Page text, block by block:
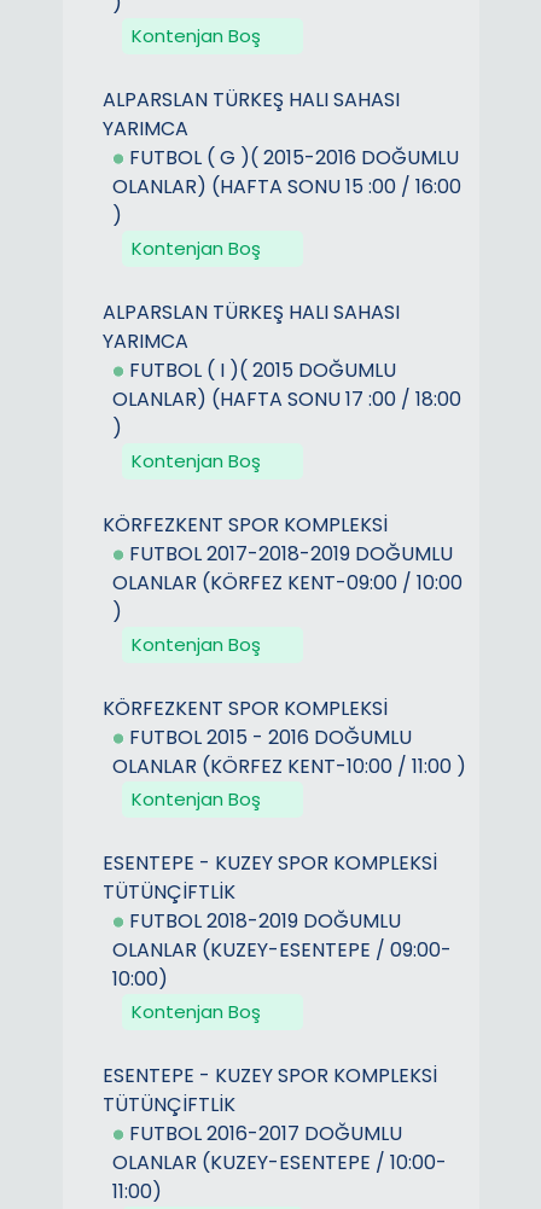
Kontenjan Boş
ALPARSLAN TÜRKEŞ HALI SAHASI
YARIMCA
FUTBOL ( G )( 2015-2016 DOĞUMLU
OLANLAR) (HAFTA SONU 15 :00 / 16:00
)
Kontenjan Boş
ALPARSLAN TÜRKEŞ HALI SAHASI
YARIMCA
FUTBOL ( I )( 2015 DOĞUMLU
OLANLAR) (HAFTA SONU 17 :00 / 18:00
)
Kontenjan Boş
KÖRFEZKENT SPOR KOMPLEKSİ
FUTBOL 2017-2018-2019 DOĞUMLU
OLANLAR (KÖRFEZ KENT-09:00 / 10:00
)
Kontenjan Boş
KÖRFEZKENT SPOR KOMPLEKSİ
FUTBOL 2015 - 2016 DOĞUMLU
OLANLAR (KÖRFEZ KENT-10:00 / 11:00 )
Kontenjan Boş
ESENTEPE - KUZEY SPOR KOMPLEKSİ
TÜTÜNÇİFTLİK
FUTBOL 2018-2019 DOĞUMLU
OLANLAR (KUZEY-ESENTEPE / 09:00-
10:00)
Kontenjan Boş
ESENTEPE - KUZEY SPOR KOMPLEKSİ
TÜTÜNÇİFTLİK
FUTBOL 2016-2017 DOĞUMLU
OLANLAR (KUZEY-ESENTEPE / 10:00-
11:00)